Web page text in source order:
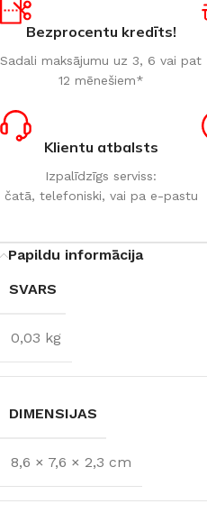
Bezprocentu kredīts!
Sadali maksājumu uz 3, 6 vai pat
12 mēnešiem*
Klientu atbalsts
Izpalīdzīgs serviss:
čatā, telefoniski, vai pa e-pastu
Papildu informācija
SVARS
0,03 kg
DIMENSIJAS
8,6 × 7,6 × 2,3 cm